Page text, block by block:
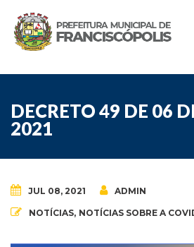
DECRETO 49 DE 06
2021
JUL 08, 2021 ADMIN
NOTÍCIAS, NOTÍCIAS SOBRE A